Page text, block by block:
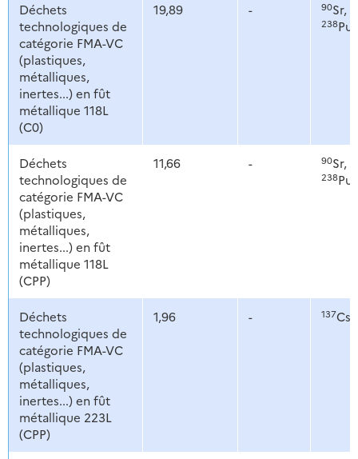
Déchets
technologiques de
catégorie FMA-VC
(plastiques,
métalliques,
inertes...) en fût
métallique 118L
(C0)
19,89 - 90Sr,
238Pu,
Déchets
technologiques de
catégorie FMA-VC
(plastiques,
métalliques,
inertes...) en fût
métallique 118L
(CPP)
11,66 - 90Sr,
238Pu,
Déchets
technologiques de
catégorie FMA-VC
(plastiques,
métalliques,
inertes...) en fût
métallique 223L
(CPP)
1,96 - 137Cs,